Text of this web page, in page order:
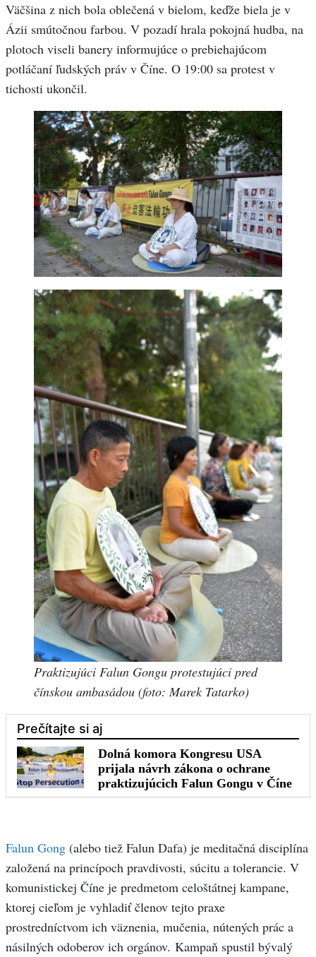
Väčšina z nich bola oblečená v bielom, keďže biela je v
Ázii smútočnou farbou. V pozadí hrala pokojná hudba, na
plotoch viseli banery informujúce o prebiehajúcom
potláčaní ľudských práv v Číne. O 19:00 sa protest v
tichosti ukončil.
Praktizujúci Falun Gongu protestujúci pred
čínskou ambasádou (foto: Marek Tatarko)
Falun Gong (alebo tiež Falun Dafa) je meditačná disciplína
založená na princípoch pravdivosti, súcitu a tolerancie. V
komunistickej Číne je predmetom celoštátnej kampane,
ktorej cieľom je vyhladiť členov tejto praxe
prostredníctvom ich väznenia, mučenia, nútených prác a
násilných odoberov ich orgánov. Kampaň spustil bývalý